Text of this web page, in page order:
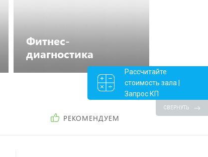
Фитнес-
диагностика
Посмотреть каталог
РЕКОМЕНДУЕМ
Рассчитайте
стоимость зала |
Запрос КП
СВЕРНУТЬ